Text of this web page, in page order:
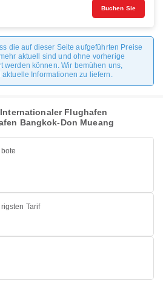
Buchen Sie
die auf dieser Seite aufgeführten Preise
aktuell sind und ohne vorherige
werden können. Wir bemühen uns,
Informationen zu liefern.
Flughafen
Bangkok-Don Mueang
Tarif